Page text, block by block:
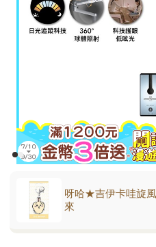
呀哈★吉伊卡哇旋
來